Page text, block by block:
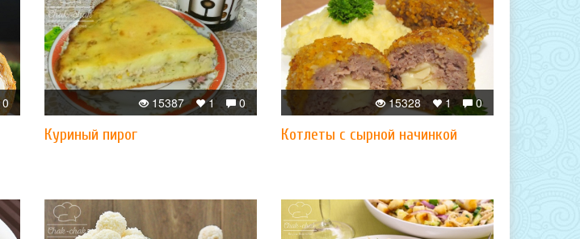
0 0
1
15387
Куриный пирог
0
1
15328
Котлеты с сырной начинкой